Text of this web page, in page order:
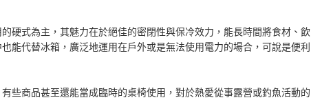
硬式為主，其魅力在於絕佳的密閉性與保冷效力，能長時間將食材、飲
能代替冰箱，廣泛地運用在戶外或是無法使用電力的場合，可說是便利
些商品甚至還能當成臨時的桌椅使用，對於熱愛從事露營或釣魚活動的